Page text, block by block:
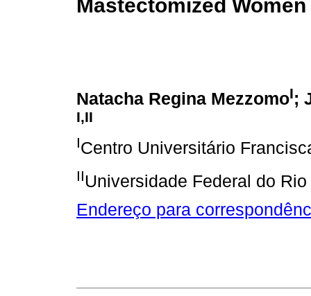
Mastectomized Women
Natacha Regina MezzomoI;
I,II
ICentro Universitário
IIUniversidade Federal do
Endereço para